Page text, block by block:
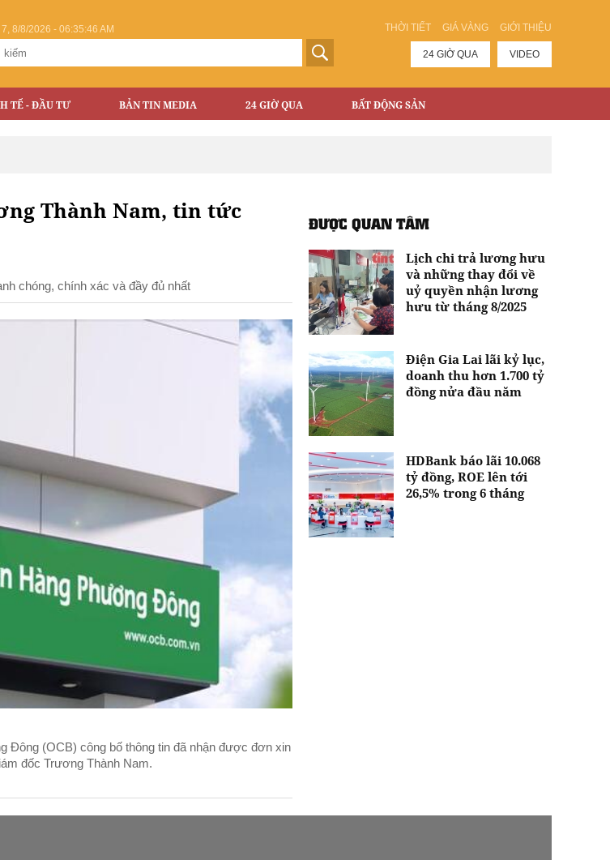
THỜI TIẾT GIÁ VÀNG GIỚI THIỆU
8/8/2026 - 06:35:46 AM
24 GIỜ QUA VIDEO
TẾ - ĐẦU TƯ BẢN TIN MEDIA 24 GIỜ QUA BẤT ĐỘNG SẢN
Thành Nam, tin tức
chóng, chính xác và đầy đủ nhất
Đông (OCB) công bố thông tin đã nhận được đơn xin
đốc Trương Thành Nam.
ĐƯỢC QUAN TÂM
Lịch chi trả lương hưu
và những thay đổi về
uỷ quyền nhận lương
hưu từ tháng 8/2025
Điện Gia Lai lãi kỷ lục,
doanh thu hơn 1.700 tỷ
đồng nửa đầu năm
HDBank báo lãi 10.068
tỷ đồng, ROE lên tới
26,5% trong 6 tháng